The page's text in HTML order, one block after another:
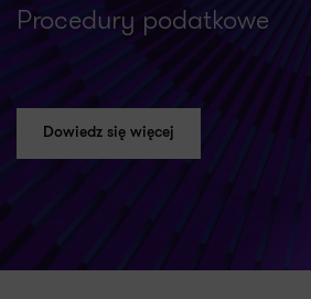
Procedury podatkowe
Dowiedz się więcej